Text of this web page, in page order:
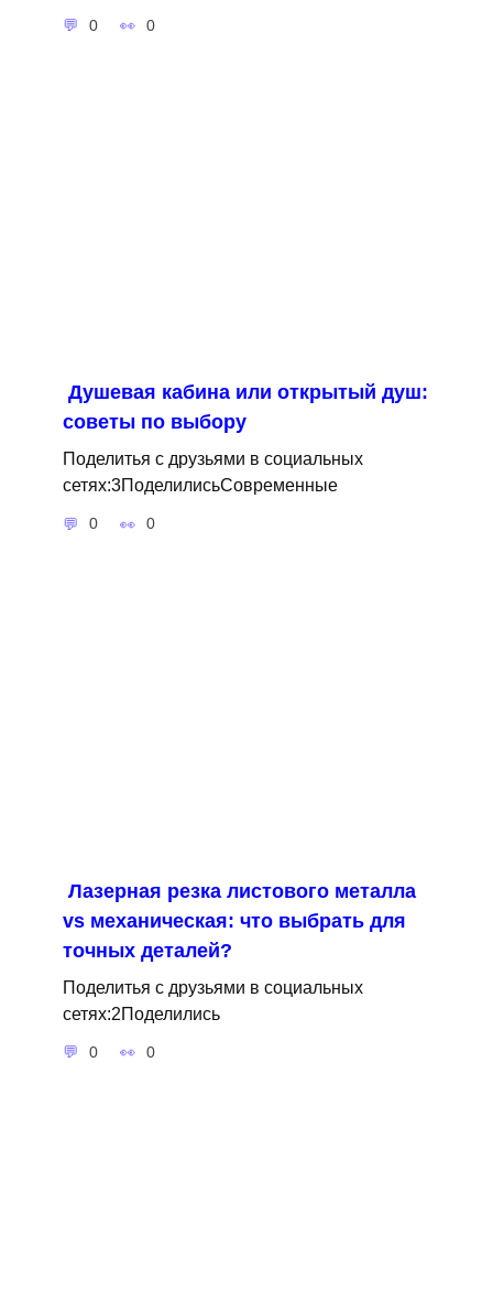
0 0
Душевая кабина или открытый душ:
советы по выбору
Поделитья с друзьями в социальных
сетях:3ПоделилисьСовременные
0 0
Лазерная резка листового металла
vs механическая: что выбрать для
точных деталей?
Поделитья с друзьями в социальных
сетях:2Поделились
0 0